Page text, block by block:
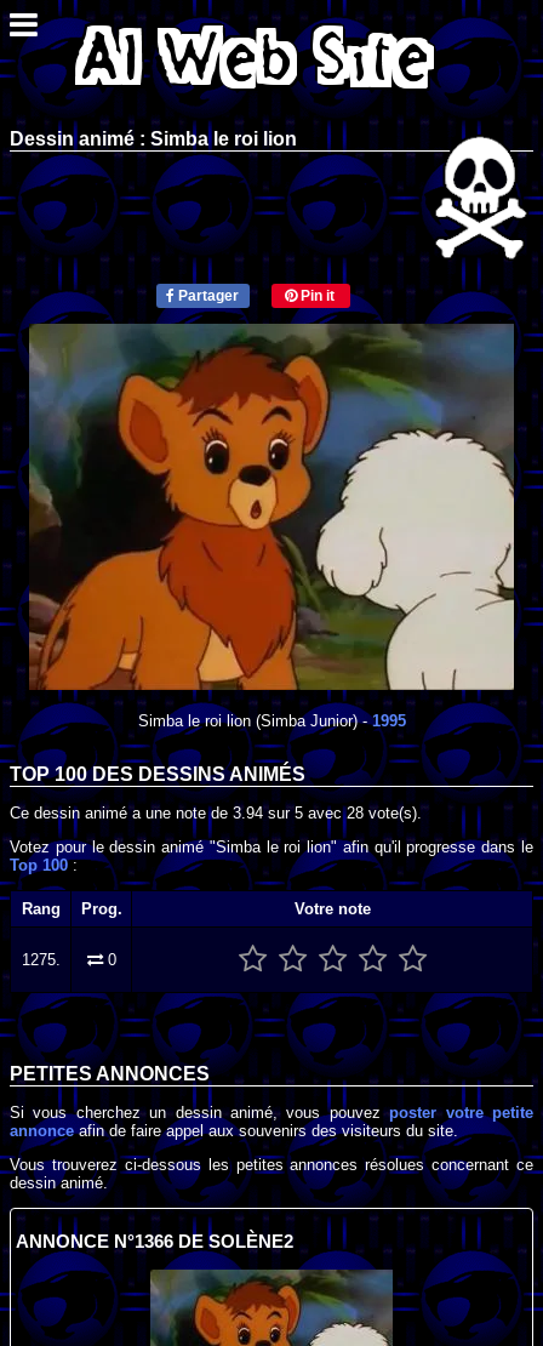
Dessin animé : Simba le roi lion
Partager Pin it
Simba le roi lion(Simba Junior) -1995
TOP 100 DES DESSINS ANIMÉS
Ce dessin animé a une note de 3.94sur5 avec28 vote(s).
Votez pour le dessin animé "Simba le roi lion" afin qu'il progresse dans le
Top 100:
Rang Prog. Votre note
1275. 0
PETITES ANNONCES
Si vous cherchez un dessin animé, vous pouvezposter votre petite
annonceafin de faire appel aux souvenirs des visiteurs du site.
Vous trouverez ci-dessous les petites annonces résolues concernant ce
dessin animé.
ANNONCE N°1366 DE SOLÈNE2